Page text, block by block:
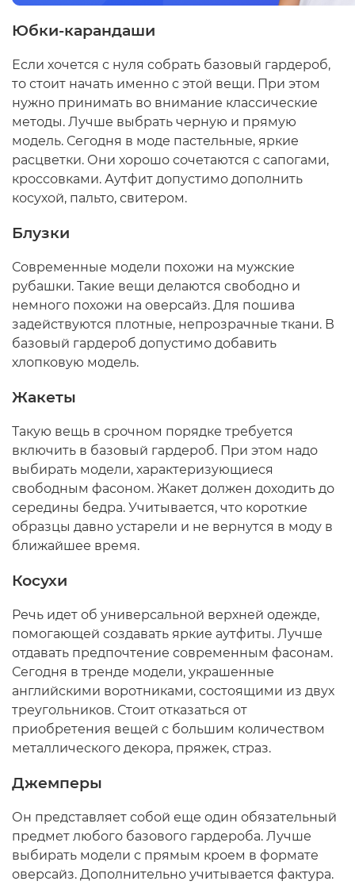
Юбки-карандаши
Если хочется с нуля собрать базовый гардероб,
то стоит начать именно с этой вещи. При этом
нужно принимать во внимание классические
методы. Лучше выбрать черную и прямую
модель. Сегодня в моде пастельные, яркие
расцветки. Они хорошо сочетаются с сапогами,
кроссовками. Аутфит допустимо дополнить
косухой, пальто, свитером.
Блузки
Современные модели похожи на мужские
рубашки. Такие вещи делаются свободно и
немного похожи на оверсайз. Для пошива
задействуются плотные, непрозрачные ткани. В
базовый гардероб допустимо добавить
хлопковую модель.
Жакеты
Такую вещь в срочном порядке требуется
включить в базовый гардероб. При этом надо
выбирать модели, характеризующиеся
свободным фасоном. Жакет должен доходить до
середины бедра. Учитывается, что короткие
образцы давно устарели и не вернутся в моду в
ближайшее время.
Косухи
Речь идет об универсальной верхней одежде,
помогающей создавать яркие аутфиты. Лучше
отдавать предпочтение современным фасонам.
Сегодня в тренде модели, украшенные
английскими воротниками, состоящими из двух
треугольников. Стоит отказаться от
приобретения вещей с большим количеством
металлического декора, пряжек, страз.
Джемперы
Он представляет собой еще один обязательный
предмет любого базового гардероба. Лучше
выбирать модели с прямым кроем в формате
оверсайз. Дополнительно учитывается фактура.